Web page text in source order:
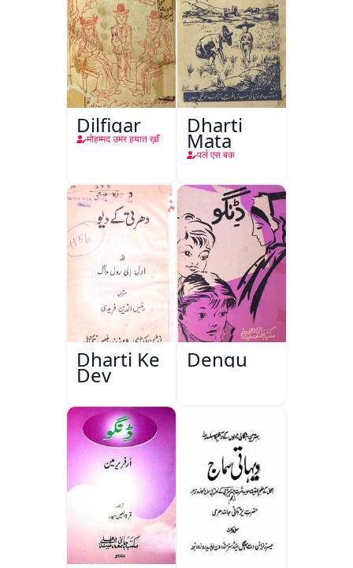
Dilfigar
मोहम्मद उमर हयात ख़ाँ
Dharti
Mata
पर्ल एस बक
Dharti Ke
Dev
Dengu